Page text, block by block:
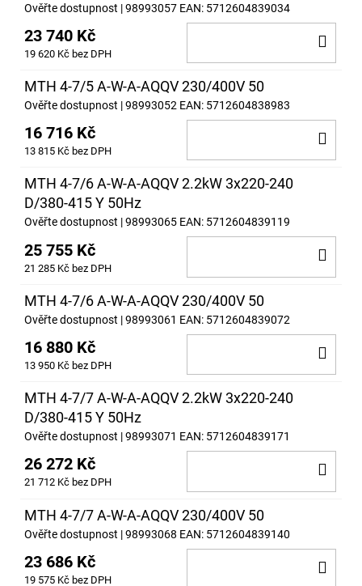
Ověřte dostupnost | 98993057 EAN: 5712604839034
23 740 Kč
19 620 Kč bez DPH
MTH 4-7/5 A-W-A-AQQV 230/400V 50
Ověřte dostupnost | 98993052 EAN: 5712604838983
16 716 Kč
13 815 Kč bez DPH
MTH 4-7/6 A-W-A-AQQV 2.2kW 3x220-240
D/380-415 Y 50Hz
Ověřte dostupnost | 98993065 EAN: 5712604839119
25 755 Kč
21 285 Kč bez DPH
MTH 4-7/6 A-W-A-AQQV 230/400V 50
Ověřte dostupnost | 98993061 EAN: 5712604839072
16 880 Kč
13 950 Kč bez DPH
MTH 4-7/7 A-W-A-AQQV 2.2kW 3x220-240
D/380-415 Y 50Hz
Ověřte dostupnost | 98993071 EAN: 5712604839171
26 272 Kč
21 712 Kč bez DPH
MTH 4-7/7 A-W-A-AQQV 230/400V 50
Ověřte dostupnost | 98993068 EAN: 5712604839140
23 686 Kč
19 575 Kč bez DPH